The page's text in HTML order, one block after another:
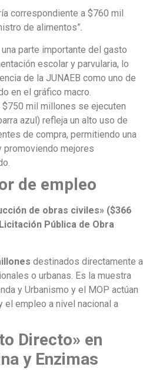
correspondiente a $760 mil
de alimentos”.
parte importante del gasto
escolar y parvularia, lo
de la JUNAEB como uno de
en el gráfico macro.
$750 mil millones se ejecuten
azul) refleja un alto uso de
de compra, permitiendo una
promoviendo mejores
de empleo
de obras civiles» ($366
Pública de Obra
destinados directamente a
o urbanas. Es la muestra
y Urbanismo y el MOP actúan
empleo a nivel nacional a
Directo» en
y Enzimas